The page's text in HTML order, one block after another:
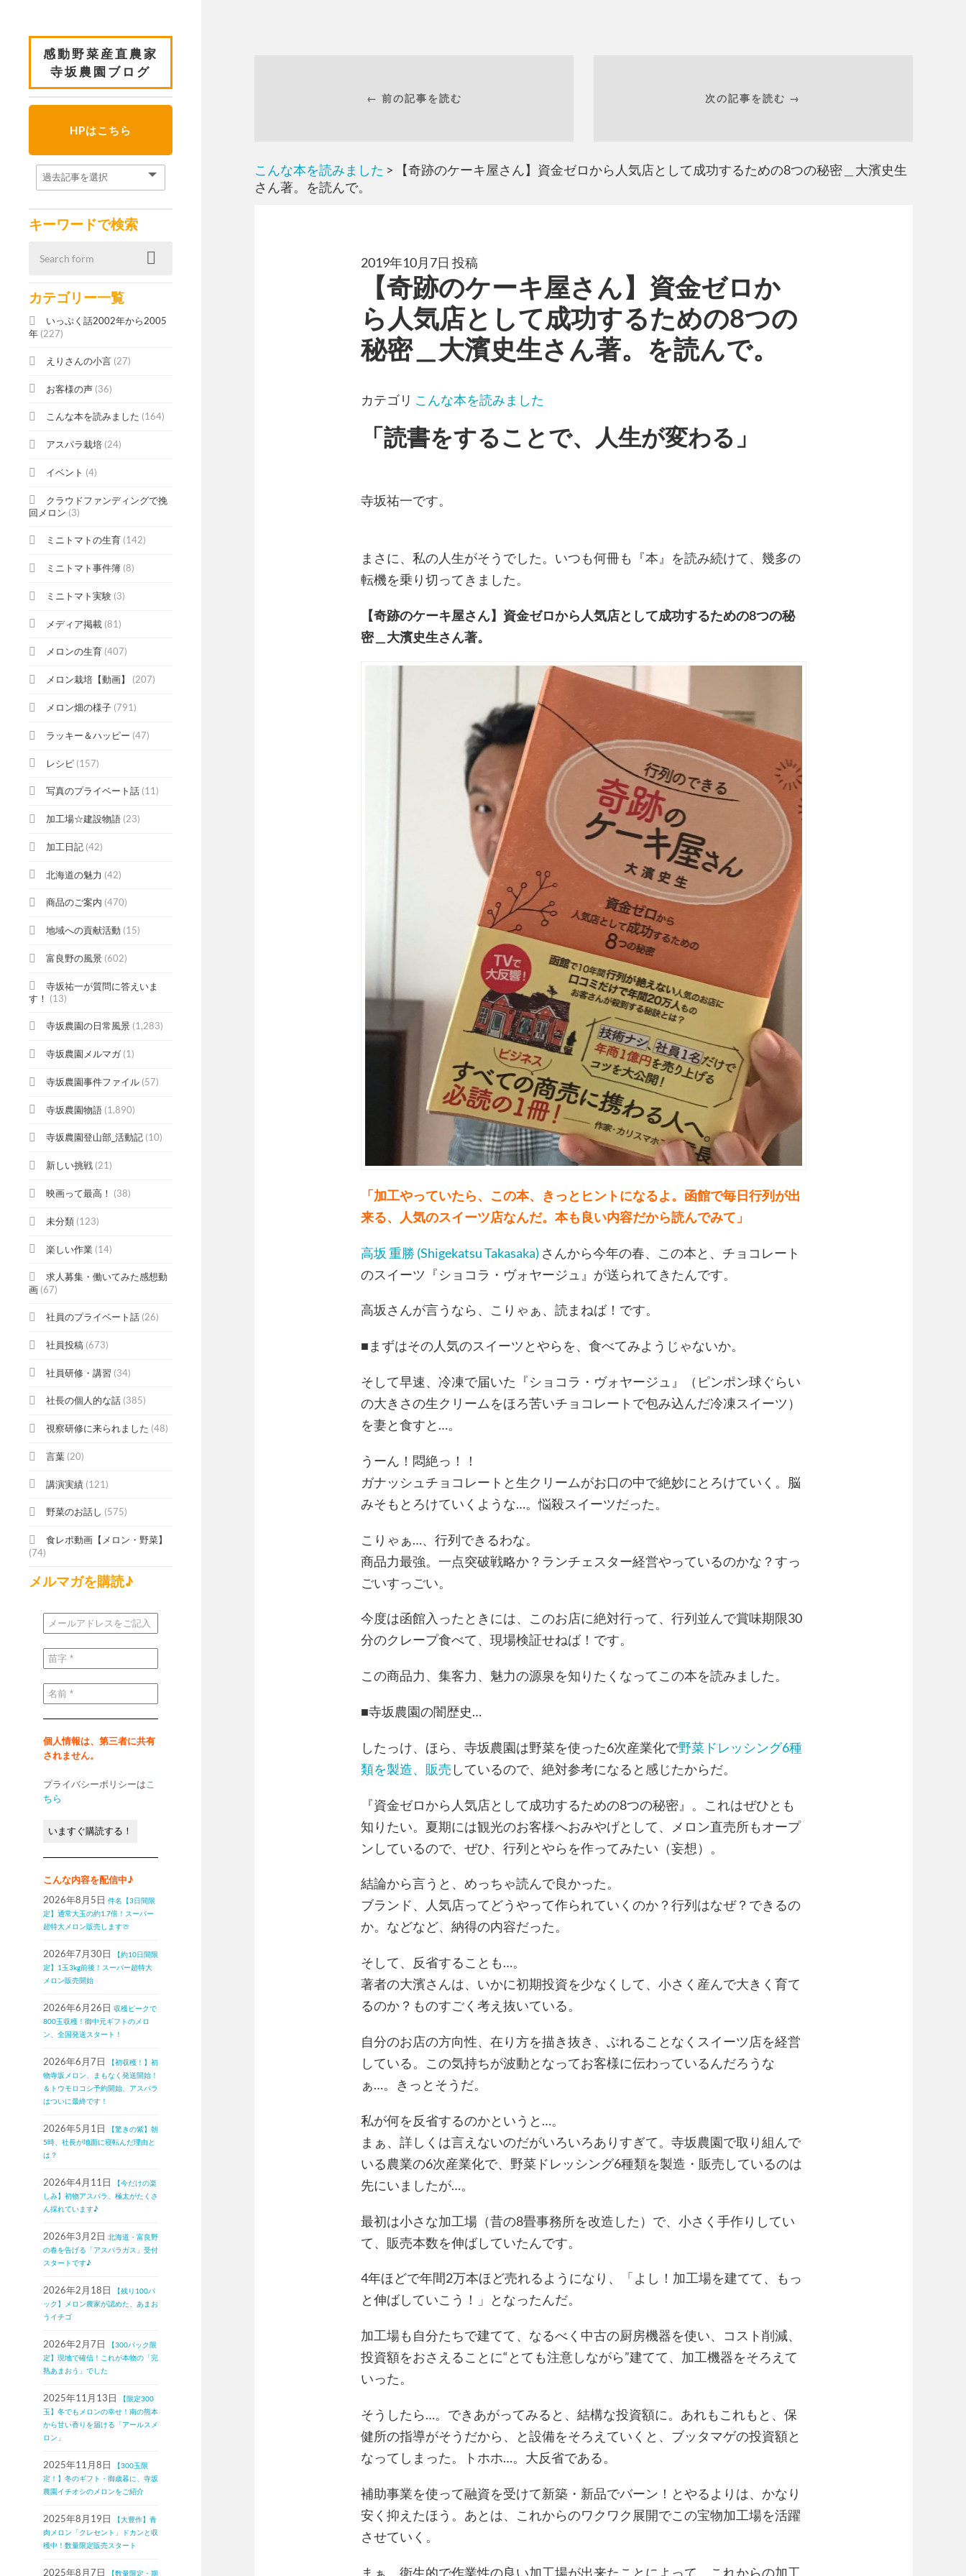
感動野菜産直農家
寺坂農園ブログ
HPはこちら
キーワードで検索
カテゴリー一覧
いっぷく話2002年から2005
年 (227)
えりさんの小言 (27)
お客様の声 (36)
こんな本を読みました (164)
アスパラ栽培 (24)
イベント (4)
クラウドファンディングで挽
回メロン (3)
ミニトマトの生育 (142)
ミニトマト事件簿 (8)
ミニトマト実験 (3)
メディア掲載 (81)
メロンの生育 (407)
メロン栽培【動画】 (207)
メロン畑の様子 (791)
ラッキー＆ハッピー (47)
レシピ (157)
写真のプライベート話 (11)
加工場☆建設物語 (23)
加工日記 (42)
北海道の魅力 (42)
商品のご案内 (470)
地域への貢献活動 (15)
富良野の風景 (602)
寺坂祐一が質問に答えいま
す！ (13)
寺坂農園の日常風景 (1,283)
寺坂農園メルマガ(1)
寺坂農園事件ファイル (57)
寺坂農園物語 (1,890)
寺坂農園登山部_活動記 (10)
新しい挑戦 (21)
映画って最高！ (38)
未分類 (123)
楽しい作業 (14)
求人募集・働いてみた感想動
画 (67)
社員のプライベート話 (26)
社員投稿 (673)
社員研修・講習 (34)
社長の個人的な話 (385)
視察研修に来られました (48)
言葉 (20)
講演実績 (121)
野菜のお話し (575)
食レポ動画【メロン・野菜】
(74)
メルマガを購読♪
メ
ー
ル
ド
レ
ス
ご
記
入
だ
い
*
苗
字
*
名
前
*
個人情報は、第三者に共有
されません。
プライバシーポリシーはこ
ちら
こんな内容を配信中♪
2026年8月5日 件名【3日間限
定】通常大玉の約1.7倍！スーパー
超特大メロン販売します🍈
2026年7月30日
【約10日間限
定】1玉3kg前後！スーパー超特大
メロン販売開始
2026年6月26日 収穫ピークで
800玉収穫！御中元ギフトのメロ
ン、全国発送スタート！
2026年6月7日
【初収穫！】初
物寺坂メロン、まもなく発送開始！
＆トウモロコシ予約開始、アスパラ
はついに最終です！
2026年5月1日
【驚きの紫】朝
5時、社長が地面に寝転んだ理由と
は？
2026年4月11日
【今だけの楽
しみ】初物アスパラ、極太がたくさ
ん採れています♪
2026年3月2日 北海道・富良野
の春を告げる「アスパラガス」受付
スタートです♪
2026年2月18日
【残り100パ
ック】メロン農家が認めた、あまお
うイチゴ
2026年2月7日
【300パック限
定】現地で確信！これが本物の「完
熟あまおう」でした
2025年11月13日
【限定300
玉】冬でもメロンの幸せ！南の熊本
から甘い香りを届ける「アールスメ
ロン」
2025年11月8日
【300玉限
定！】冬のギフト・御歳暮に、寺坂
農園イチオシのメロンをご紹介
2025年8月19日
【大豊作】青
肉メロン「クレセント」ドカンと収
穫中！数量限定販売スタート
2025年8月7日 【数量限定・期
← 前の記事を読む 次の記事を読む →
こんな本を読みました > 【奇跡のケーキ屋さん】資金ゼロから人気店として成功するための8つの秘密＿大濱史生
さん著。を読んで。
2019年10月7日 投稿
【奇跡のケーキ屋さん】資金ゼロか
ら人気店として成功するための8つの
秘密＿大濱史生さん著。を読んで。
カテゴリ こんな本を読みました
「読書をすることで、人生が変わる」
寺坂祐一です。
まさに、私の人生がそうでした。いつも何冊も『本』を読み続けて、幾多の
転機を乗り切ってきました。
【奇跡のケーキ屋さん】資金ゼロから人気店として成功するための8つの秘
密＿大濱史生さん著。
「加工やっていたら、この本、きっとヒントになるよ。函館で毎日行列が出
来る、人気のスイーツ店なんだ。本も良い内容だから読んでみて」
高坂 重勝 (Shigekatsu Takasaka) さんから今年の春、この本と、チョコレート
のスイーツ『ショコラ・ヴォヤージュ』が送られてきたんです。
高坂さんが言うなら、こりゃぁ、読まねば！です。
■まずはその人気のスイーツとやらを、食べてみようじゃないか。
そして早速、冷凍で届いた『ショコラ・ヴォヤージュ』（ピンポン球ぐらい
の大きさの生クリームをほろ苦いチョコレートで包み込んだ冷凍スイーツ）
を妻と食すと…。
うーん！悶絶っ！！
ガナッシュチョコレートと生クリームがお口の中で絶妙にとろけていく。脳
みそもとろけていくような…。悩殺スイーツだった。
こりゃぁ…、行列できるわな。
商品力最強。一点突破戦略か？ランチェスター経営やっているのかな？すっ
ごいすっごい。
今度は函館入ったときには、このお店に絶対行って、行列並んで賞味期限30
分のクレープ食べて、現場検証せねば！です。
この商品力、集客力、魅力の源泉を知りたくなってこの本を読みました。
■寺坂農園の闇歴史…
したっけ、ほら、寺坂農園は野菜を使った6次産業化で野菜ドレッシング6種
類を製造、販売 しているので、絶対参考になると感じたからだ。
『資金ゼロから人気店として成功するための8つの秘密』。これはぜひとも
知りたい。夏期には観光のお客様へおみやげとして、メロン直売所もオープ
ンしているので、ぜひ、行列とやらを作ってみたい（妄想）。
結論から言うと、めっちゃ読んで良かった。
ブランド、人気店ってどうやって作られていくのか？行列はなぜ？できるの
か。などなど、納得の内容だった。
そして、反省することも…。
著者の大濱さんは、いかに初期投資を少なくして、小さく産んで大きく育て
るのか？ものすごく考え抜いている。
自分のお店の方向性、在り方を描き抜き、ぶれることなくスイーツ店を経営
している。この気持ちが波動となってお客様に伝わっているんだろうな
ぁ…。きっとそうだ。
私が何を反省するのかというと…。
まぁ、詳しくは言えないのだがいろいろありすぎて。寺坂農園で取り組んで
いる農業の6次産業化で、野菜ドレッシング6種類を製造・販売しているのは
先にいましたが…。
最初は小さな加工場（昔の8畳事務所を改造した）で、小さく手作りしてい
て、販売本数を伸ばしていたんです。
4年ほどで年間2万本ほど売れるようになり、「よし！加工場を建てて、もっ
と伸ばしていこう！」となったんだ。
加工場も自分たちで建てて、なるべく中古の厨房機器を使い、コスト削減、
投資額をおさえることに“とても注意しながら”建てて、加工機器をそろえて
いった。
そうしたら…。できあがってみると、結構な投資額に。あれもこれもと、保
健所の指導がそうだから、と設備をそろえていくと、ブッタマゲの投資額と
なってしまった。トホホ…。大反省である。
補助事業を使って融資を受けて新築・新品でバーン！とやるよりは、かなり
安く抑えたほう。あとは、これからのワクワク展開でこの宝物加工場を活躍
させていく。
まぁ、衛生的で作業性の良い加工場が出来たことによって、これからの加工